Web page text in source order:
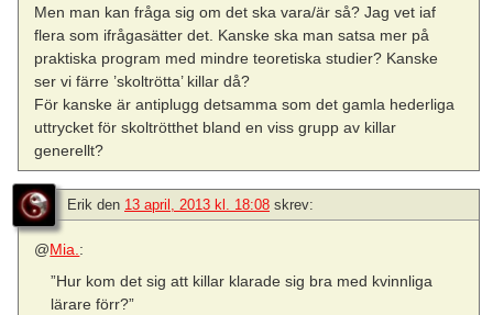
Men man kan fråga sig om det ska vara/är så? Jag vet iaf
flera som ifrågasätter det. Kanske ska man satsa mer på
praktiska program med mindre teoretiska studier? Kanske
ser vi färre ’skoltrötta’ killar då?
För kanske är antiplugg detsamma som det gamla hederliga
uttrycket för skoltrötthet bland en viss grupp av killar
generellt?
Erik den 13 april, 2013 kl. 18:08 skrev:
@Mia.:
”Hur kom det sig att killar klarade sig bra med kvinnliga
lärare förr?”